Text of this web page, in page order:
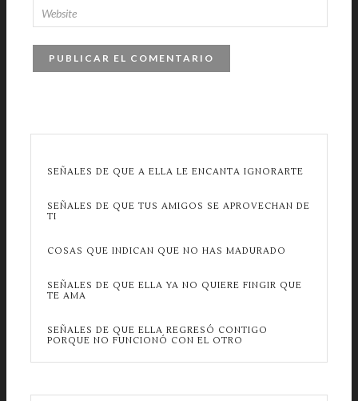
SEÑALES DE QUE A ELLA LE ENCANTA IGNORARTE
SEÑALES DE QUE TUS AMIGOS SE APROVECHAN DE
TI
COSAS QUE INDICAN QUE NO HAS MADURADO
SEÑALES DE QUE ELLA YA NO QUIERE FINGIR QUE
TE AMA
SEÑALES DE QUE ELLA REGRESÓ CONTIGO
PORQUE NO FUNCIONÓ CON EL OTRO